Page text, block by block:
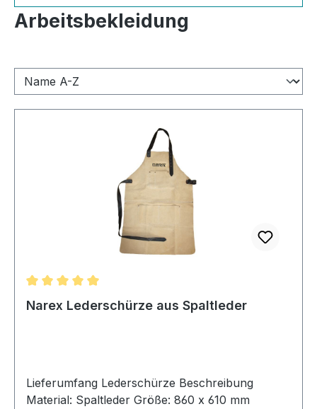
Arbeitsbekleidung
Durchschnittliche Bewertung von 5 von 5 Sternen
Narex Lederschürze aus Spaltleder
Lieferumfang Lederschürze Beschreibung
Material: Spaltleder Größe: 860 x 610 mm